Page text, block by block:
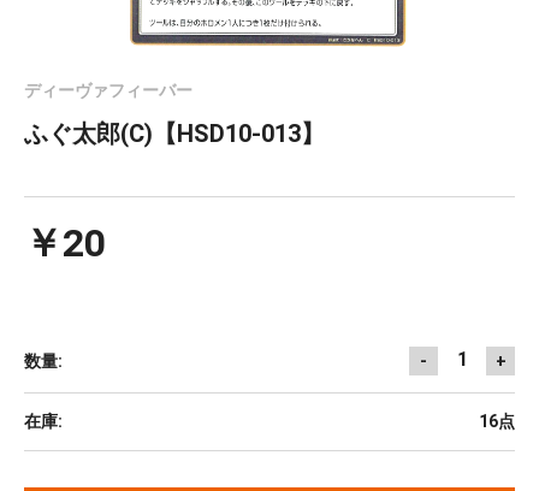
ディーヴァフィーバー
ふぐ太郎(C)【HSD10-013】
￥20
数量: - 1 +
在庫: 16点